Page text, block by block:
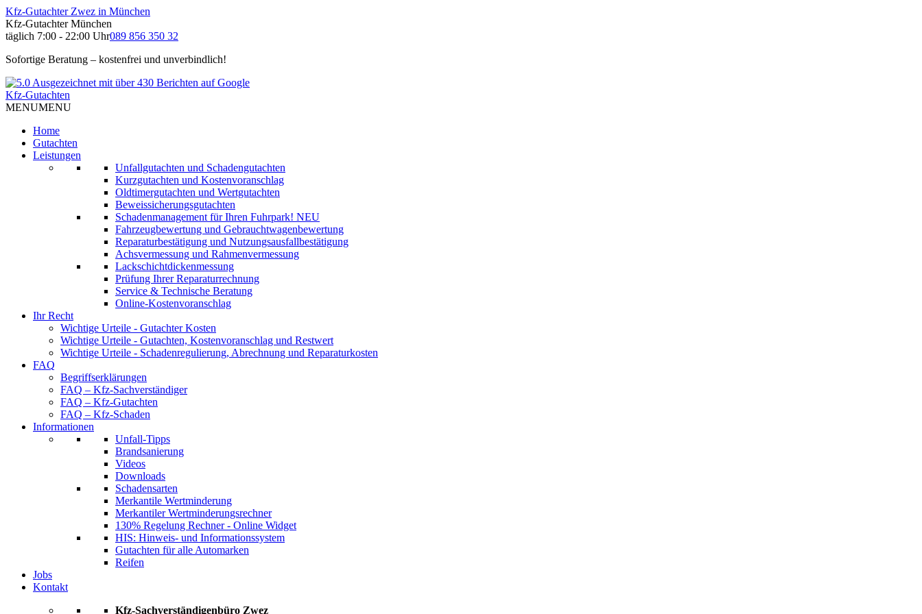
Kfz-Gutachter Zwez in München
Kfz-Gutachter München
täglich 7:00 - 22:00 Uhr089 856 350 32
Sofortige Beratung – kostenfrei und unverbindlich!
Kfz-Gutachten
MENUMENU
Home
Gutachten
Leistungen
Unfallgutachten und Schadengutachten
Kurzgutachten und Kostenvoranschlag
Oldtimergutachten und Wertgutachten
Beweissicherungsgutachten
Schadenmanagement für Ihren Fuhrpark! NEU
Fahrzeugbewertung und Gebrauchtwagenbewertung
Reparaturbestätigung und Nutzungsausfallbestätigung
Achsvermessung und Rahmenvermessung
Lackschichtdickenmessung
Prüfung Ihrer Reparaturrechnung
Service & Technische Beratung
Online-Kostenvoranschlag
Ihr Recht
Wichtige Urteile - Gutachter Kosten
Wichtige Urteile - Gutachten, Kostenvoranschlag und Restwert
Wichtige Urteile - Schadenregulierung, Abrechnung und Reparaturkosten
FAQ
Begriffserklärungen
FAQ – Kfz-Sachverständiger
FAQ – Kfz-Gutachten
FAQ – Kfz-Schaden
Informationen
Unfall-Tipps
Brandsanierung
Videos
Downloads
Schadensarten
Merkantile Wertminderung
Merkantiler Wertminderungsrechner
130% Regelung Rechner - Online Widget
HIS: Hinweis- und Informationssystem
Gutachten für alle Automarken
Reifen
Jobs
Kontakt
Kfz-Sachverständigenbüro Zwez